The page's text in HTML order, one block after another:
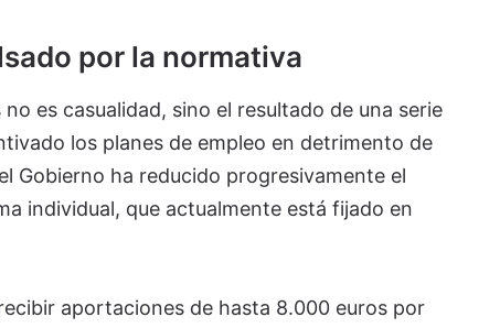
por la normativa
es casualidad, sino el resultado de una serie
los planes de empleo en detrimento de
Gobierno ha reducido progresivamente el
individual, que actualmente está fijado en
aportaciones de hasta 8.000 euros por